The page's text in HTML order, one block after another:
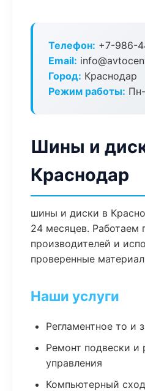
Телефон: +7-986-
Email:
Город: Краснодар
Режим работы:
Шины и
Краснодар
шины и диски в
24 месяцев. Работаем
производителей и
проверенные
Наши услуги
Регламентное то и
Ремонт подвески и
управления
Компьютерный